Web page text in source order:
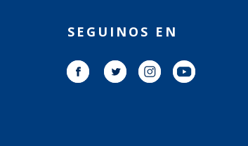
SEGUINOS EN